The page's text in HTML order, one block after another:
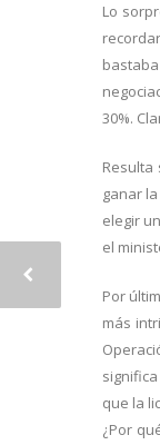
Lo
30%.
ganar
elegir
el
Por
más
que la
¿Por